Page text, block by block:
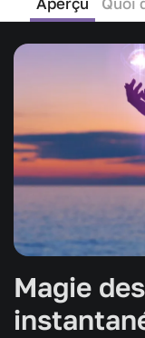
Magie